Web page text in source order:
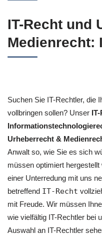
IT-Recht und
Medienrecht:
Suchen Sie IT-Rechtler, die
vollbringen sollen? Unser
Urheberrecht &
Anwalt so, wie Sie es sich
müssen optimiert
einer Unterredung mit uns
betreffend IT-Recht
mit Freude. Wir müssen
wie vielfältig IT-Rechtler bei
Auswahl an IT-Rechtler